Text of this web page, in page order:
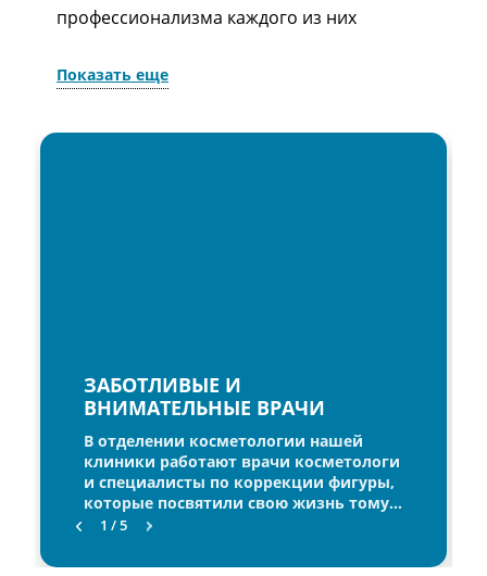
профессионализма каждого из них
Показать еще
ЗАБОТЛИВЫЕ И
ВНИМАТЕЛЬНЫЕ ВРАЧИ
В отделении косметологии нашей
клиники работают врачи косметологи
и специалисты по коррекции фигуры,
которые посвятили свою жизнь тому,
чтобы сделать своих пациентов
профессионализма каждого из них
1 / 5